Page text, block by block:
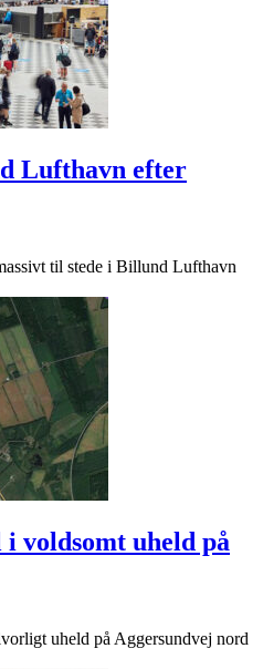
Lufthavn efter
til stede i Billund Lufthavn
voldsomt uheld på
uheld på Aggersundvej nord